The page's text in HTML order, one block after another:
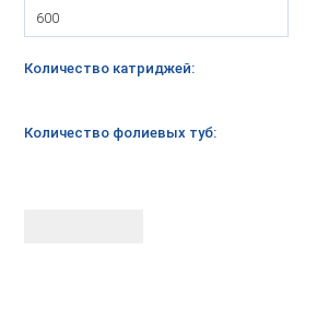
Количество катриджей:
Количество фолиевых туб: